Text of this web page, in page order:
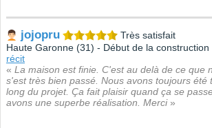
jojopru
Très satisfait
Haute Garonne (31) - Début de la
récit
« La maison est finie. C'est au delà de ce que
s'est très bien passé. Nous avons toujours été
long du projet. Ça fait plaisir quand ça se
avons une superbe réalisation. Merci»